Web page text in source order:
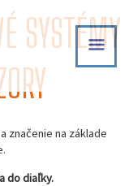
SYSTÉMY
značenie na základe
do diaľky.